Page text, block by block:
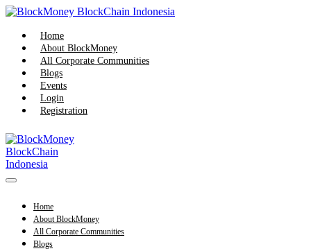
Skip
content
Home
About BlockMoney
All Corporate Communities
Blogs
Events
Login
Registration
Menu
Home
About BlockMoney
All Corporate Communities
Blogs